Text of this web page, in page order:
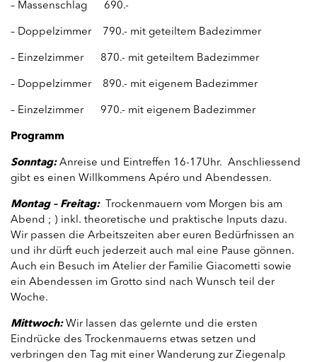
– Massenschlag 690.-
– Doppelzimmer 790.- mit geteiltem Badezimmer
– Einzelzimmer 870.- mit geteiltem Badezimmer
– Doppelzimmer 890.- mit eigenem Badezimmer
– Einzelzimmer 970.- mit eigenem Badezimmer
Programm
Sonntag:Anreise und Eintreffen 16-17Uhr. Anschliessend
gibt es einen Willkommens Apéro und Abendessen.
Montag – Freitag:Trockenmauern vom Morgen bis am
Abend ; ) inkl. theoretische und praktische Inputs dazu.
Wir passen die Arbeitszeiten aber euren Bedürfnissen an
und ihr dürft euch jederzeit auch mal eine Pause gönnen.
Auch ein Besuch im Atelier der Familie Giacometti sowie
ein Abendessen im Grotto sind nach Wunsch teil der
Woche.
Mittwoch: Wir lassen das gelernte und die ersten
Eindrücke des Trockenmauerns etwas setzen und
verbringen den Tag mit einer Wanderung zur Ziegenalp